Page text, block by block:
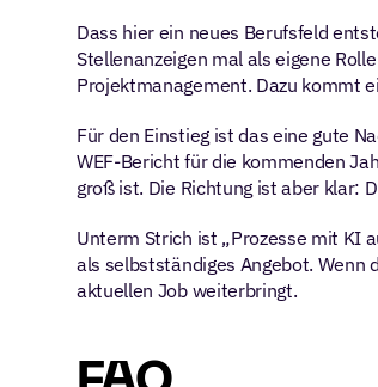
Dass hier ein neues Berufsfeld
Stellenanzeigen mal als eigene
Projektmanagement. Dazu kommt
Für den Einstieg ist das eine gute
WEF-Bericht für die kommenden
groß ist. Die Richtung ist aber klar:
Unterm Strich ist „Prozesse mit KI
als selbstständiges Angebot. Wenn
aktuellen Job weiterbringt.